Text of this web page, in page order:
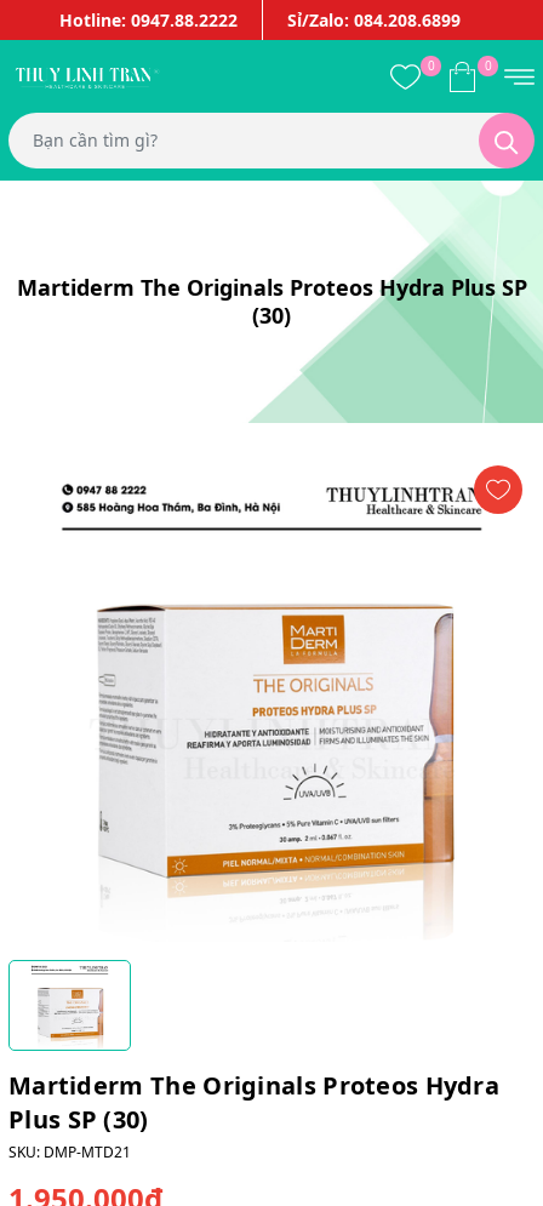
Hotline: 0947.88.2222 Sỉ/Zalo: 084.208.6899
0 0
Martiderm The Originals Proteos Hydra Plus SP
(30)
Martiderm The Originals Proteos Hydra
Plus SP (30)
SKU: DMP-MTD21